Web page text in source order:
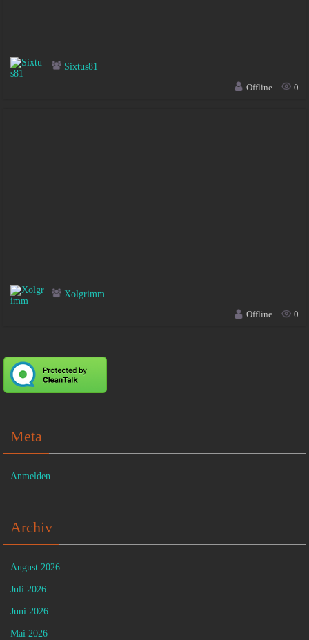
Sixtus81
Offline
0
Xolgrimm
Offline
0
Meta
Anmelden
Archiv
August 2026
Juli 2026
Juni 2026
Mai 2026